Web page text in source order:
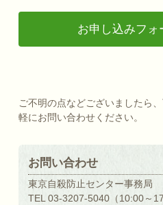
お申し込みフォ
ご不明の点などございましたら
軽にお問い合わせください。
お問い合わせ
東京自殺防止センター事務局
TEL 03-3207-5040（10:00～